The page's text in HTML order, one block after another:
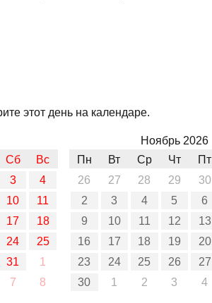
этот день на календаре.
Сб
Вс
3
4
10
11
17
18
24
25
31
1
7
8
Ноябрь 2026
Пн
Вт Ср Чт Пт
26
27 28 29 30
2
3 4 5 6
9
10 11 12 13
16
17 18 19 20
23
24 25 26 27
30
1 2 3 4